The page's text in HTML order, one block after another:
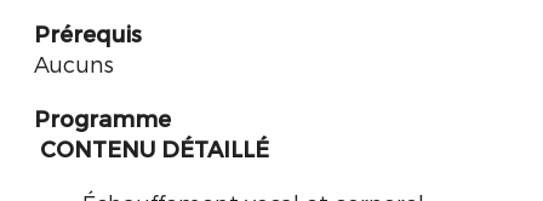
Prérequis
Aucuns
Programme
CONTENU DÉTAILLÉ